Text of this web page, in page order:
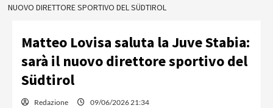
NUOVO DIRETTORE SPORTIVO DEL SÜDTIROL
Matteo Lovisa saluta la Juve Stabia:
sarà il nuovo direttore sportivo del
Südtirol
Redazione 09/06/2026 21:34